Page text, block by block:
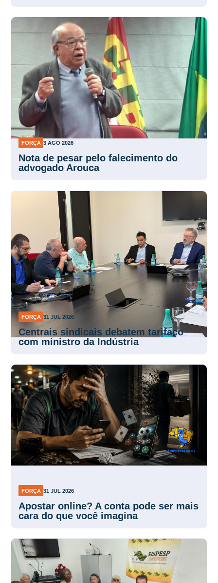
FORÇA 3 AGO 2026
Nota de pesar pelo falecimento do
advogado Arouca
FORÇA 31 JUL 2026
Centrais sindicais debatem tarifaço
com ministro da Indústria
FORÇA 31 JUL 2026
Apostar online? A conta pode ser mais
cara do que você imagina